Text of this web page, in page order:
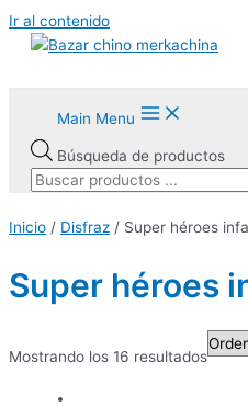
Ir al contenido
Main Menu
Búsqueda de productos
Inicio / Disfraz / Super héroes
Super héroes
Mostrando los 16 resultados